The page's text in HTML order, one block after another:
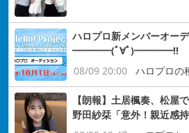
ハロプロ新メンバーオー
━━━━(ﾟ∀ﾟ)━━━━!!
08/09 20:00
ハロプロの
【朗報】土居楓奏、松
野田紗栞「意外！親近感持